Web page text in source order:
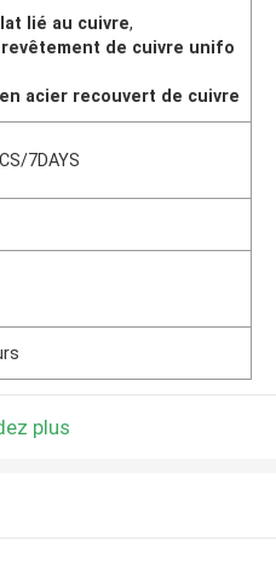
lié au cuivre,
revêtement de cuivre unifo
acier recouvert de cuivre
7DAYS
plus